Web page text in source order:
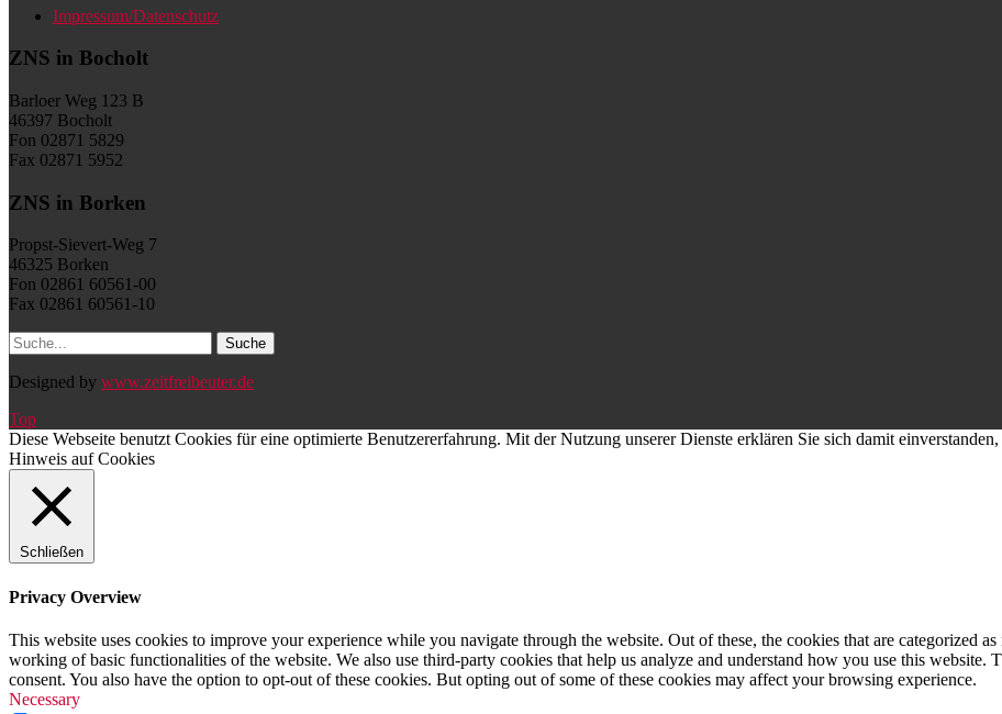
Impressum/Datenschutz
ZNS in Bocholt
Barloer Weg 123 B
46397 Bocholt
Fon 02871 5829
Fax 02871 5952
ZNS in Borken
Propst-Sievert-Weg 7
46325 Borken
Fon 02861 60561-00
Fax 02861 60561-10
Designed by www.zeitfreibeuter.de
Top
Diese Webseite benutzt Cookies für eine optimierte Benutzererfahrung. Mit der Nutzung unserer Dienste erklären Sie sich damit
Hinweis auf Cookies
Schließen
Privacy Overview
This website uses cookies to improve your experience while you navigate through the website. Out of these, the cookies that are categorized
working of basic functionalities of the website. We also use third-party cookies that help us analyze and understand how you use this
consent. You also have the option to opt-out of these cookies. But opting out of some of these cookies may affect your browsing experience.
Necessary